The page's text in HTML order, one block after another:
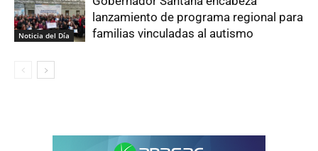
Noticia del Día
lanzamiento de programa regional para
familias vinculadas al autismo